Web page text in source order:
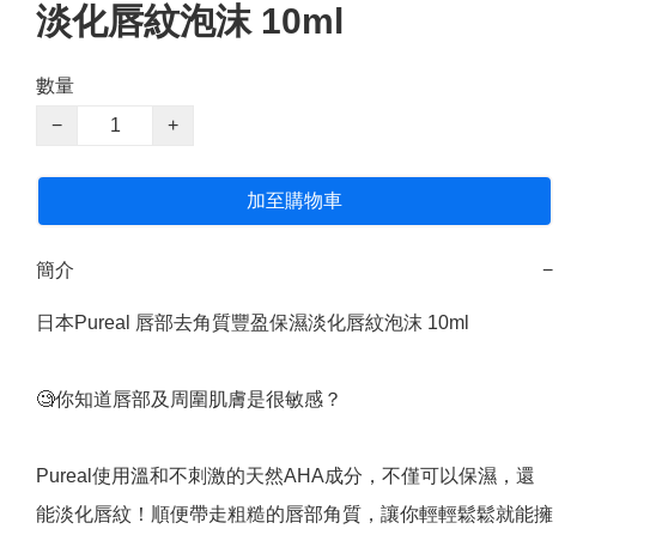
淡化唇紋泡沫 10ml
數量
−
+
加至購物車
簡介 −
日本Pureal 唇部去角質豐盈保濕淡化唇紋泡沫 10ml
🧐你知道唇部及周圍肌膚是很敏感？
Pureal使用溫和不刺激的天然AHA成分，不僅可以保濕，還
能淡化唇紋！順便帶走粗糙的唇部角質，讓你輕輕鬆鬆就能擁